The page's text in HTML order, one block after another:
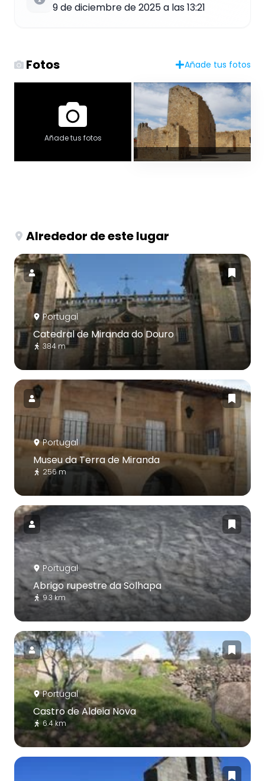
9 de diciembre de 2025 a las 13:21
Fotos Añade tus fotos
Añade tus fotos
Alrededor de este lugar
Portugal
Catedral de Miranda do Douro
384 m
Portugal
Museu da Terra de Miranda
256 m
Portugal
Abrigo rupestre da Solhapa
9.3 km
Portugal
Castro de Aldeia Nova
6.4 km